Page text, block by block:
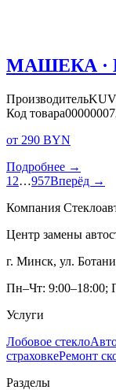
МАШЕКА ·
Производитель
Код товара
от 290 BYN
Подробнее →
1 2…957Вперёд →
Компания
Центр замены
г. Минск, ул.
Пн–Чт: 9:00–18:00;
Услуги
Лобовое стекло
страховкеРемонт
Разделы